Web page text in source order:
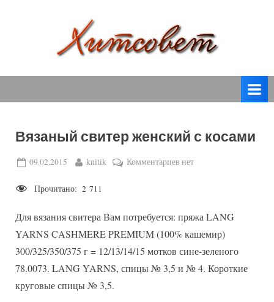
т
о
в
спицами,
крючком,
вязаные
модели
с
схемами.
Вязаный свитер женский с косами
Posted
09.02.2015 By
knitik Комментариевк
женский
с
нет
Прочитано: 2 711
Для вязания свитера Вам потребуется: пряжа LANG
YARNS CASHMERE PREMIUM (100% кашемир)
300/325/350/375 г = 12/13/14/15 мотков сине-зеленого
78.0073. LANG YARNS, спицы № 3,5 и № 4. Короткие
круговые спицы № 3,5.